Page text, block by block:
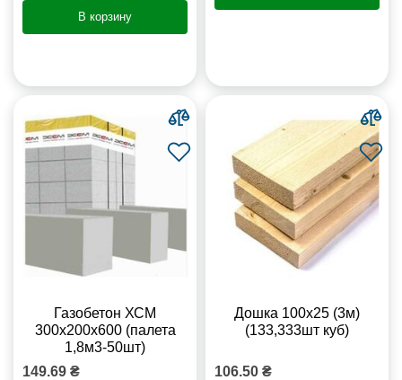
В корзину
Газобетон ХСМ
300x200x600 (палета
1,8м3-50шт)
149.69 ₴
Дошка 100х25 (3м)
(133,333шт куб)
106.50 ₴